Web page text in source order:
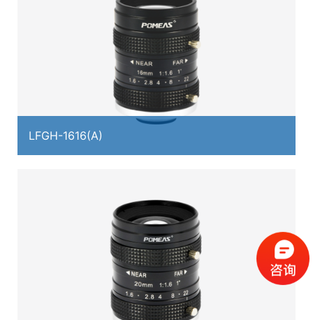
LFGH-1616(A)